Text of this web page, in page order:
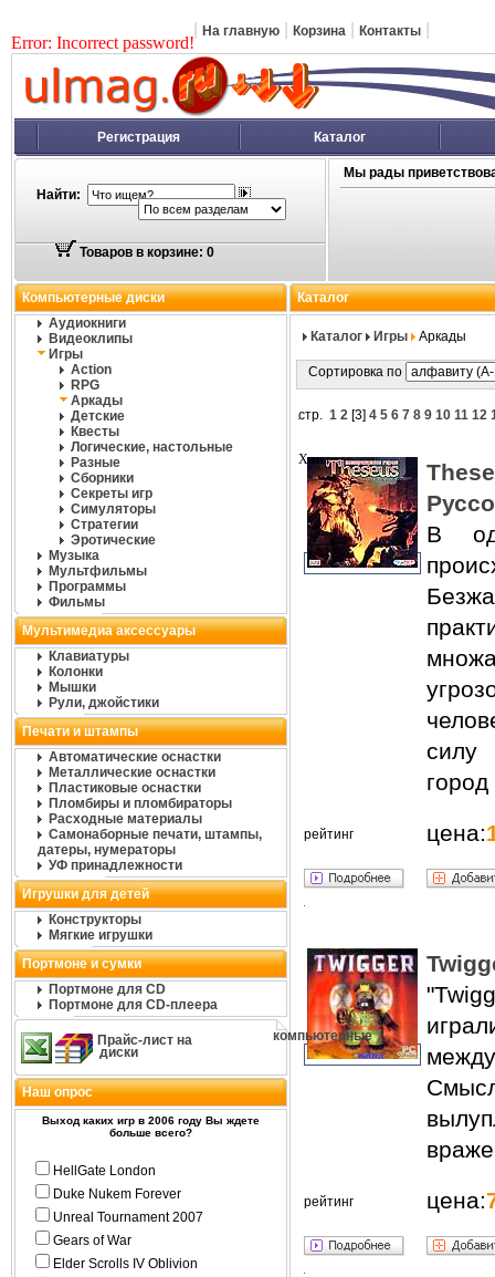
Error: Incorrect password!
На главную Корзина Контакты
Регистрация Каталог
Найти:
Товаров в корзине: 0
Мы рады
Компьютерные диски
Аудиокниги
Видеоклипы
Игры
Action
RPG
Аркады
Детские
Квесты
Логические, настольные
Разные
Сборники
Секреты игр
Симуляторы
Стратегии
Эротические
Музыка
Мультфильмы
Программы
Фильмы
Мультимедиа аксессуары
Клавиатуры
Колонки
Мышки
Рули, джойстики
Печати и штампы
Автоматические оснастки
Металлические оснастки
Пластиковые оснастки
Пломбиры и пломбираторы
Расходные материалы
Самонаборные печати, штампы,
датеры, нумераторы
УФ принадлежности
Игрушки для детей
Конструкторы
Мягкие игрушки
Портмоне и сумки
Портмоне для CD
Портмоне для CD-плеера
Прайс-лист на
компьютерные
диски
Наш опрос
Выход каких игр в 2006 году Вы ждете
больше всего?
HellGate London
Duke Nukem Forever
Unreal Tournament 2007
Gears of War
Elder Scrolls IV Oblivion
Каталог
Каталог Игры Аркады
Сортировка по
стр. 1 2 [3] 4 5 6 7 8 9 10 11 12
В
силу
рейтинг цена:
рейтинг цена: